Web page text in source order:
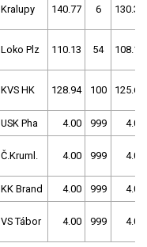
Kralupy 140.77 6 130.30
Loko Plz 110.13 54 108.12
KVS HK 128.94 100 125.62
USK Pha 4.00 999 4.00
Č.Kruml. 4.00 999 4.00
KK Brand 4.00 999 4.00
VS Tábor 4.00 999 4.00